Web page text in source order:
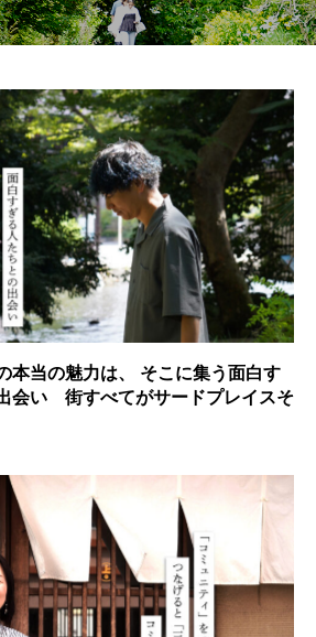
本当の魅力は、 そこに集う面白す
会い 街すべてがサードプレイスそ